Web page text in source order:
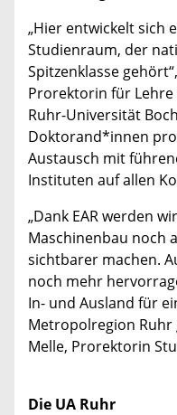
„Hier entwickelt sich
Studienraum, der
Spitzenklasse
Prorektorin für
Ruhr-Universität
Doktorand*innen
Austausch mit
Instituten auf allen
„Dank EAR werden
Maschinenbau noch
sichtbarer machen.
noch mehr
In- und Ausland für
Metropolregion Ruhr
Melle, Prorektorin
Die UA Ruhr